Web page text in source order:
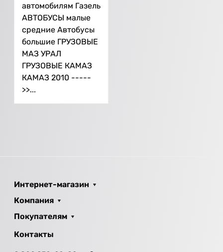
автомобилям Газель
АВТОБУСЫ малые
средние Автобусы
большие ГРУЗОВЫЕ
МАЗ УРАЛ
ГРУЗОВЫЕ КАМАЗ
КАМАЗ 2010 -----
>>...
Интернет-магазин
Компания
Покупателям
Контакты